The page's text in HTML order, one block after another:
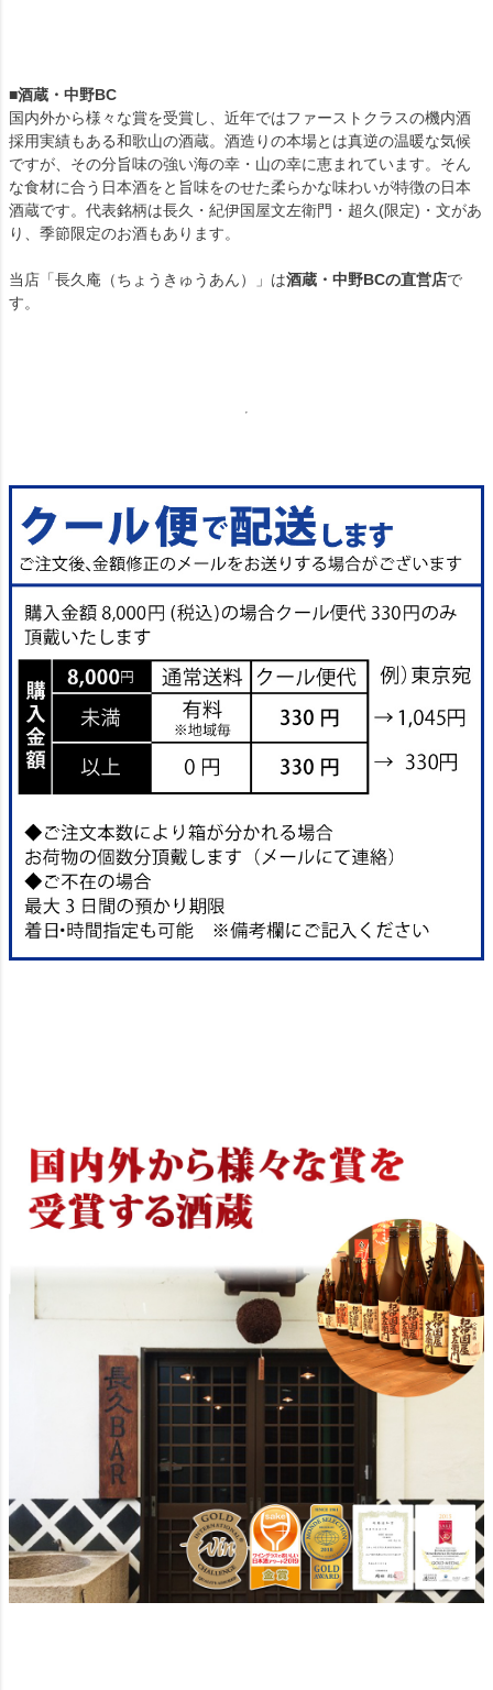
■酒蔵・中野BC
国内外から様々な賞を受賞し、近年ではファーストクラスの機内酒
採用実績もある和歌山の酒蔵。酒造りの本場とは真逆の温暖な気候
ですが、その分旨味の強い海の幸・山の幸に恵まれています。そん
な食材に合う日本酒をと旨味をのせた柔らかな味わいが特徴の日本
酒蔵です。代表銘柄は長久・紀伊国屋文左衛門・超久(限定)・文があ
り、季節限定のお酒もあります。
当店「長久庵（ちょうきゅうあん）」は酒蔵・中野BCの直営店で
す。